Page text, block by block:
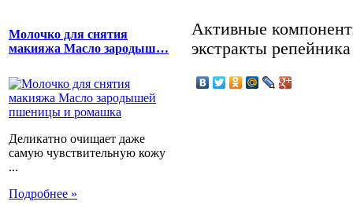
Молочко для снятия
макияжа Масло зародыш…
Деликатно очищает даже
самую чувствительную кожу
...
Подробнее »
Активные
экстракты